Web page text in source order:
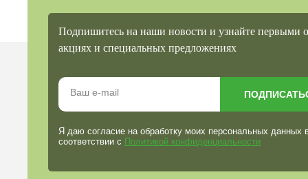
Подпишитесь на наши новости и узнайте первыми
акциях и специальных предложениях
Я даю согласие на обработку моих персональных данных
соответствии с Политикой конфиденциальности